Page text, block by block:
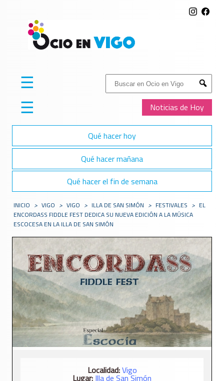
Buscar:
Submit
Noticias de Hoy
☰
☰
Qué hacer hoy
Qué hacer mañana
Qué hacer el fin de semana
INICIO > VIGO > VIGO > ILLA DE SAN SIMÓN > FESTIVALES > EL
ENCORDASS FIDDLE FEST DEDICA SU NUEVA EDICIÓN A LA MÚSICA
ESCOCESA EN LA ILLA DE SAN SIMÓN
Localidad:Vigo
Lugar: Illa de San Simón